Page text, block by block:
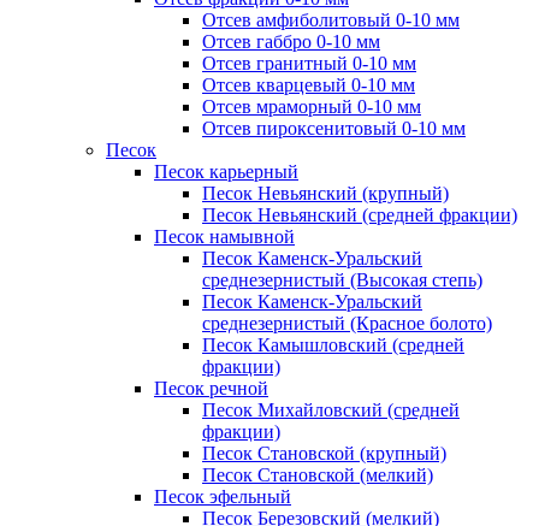
Отсев амфиболитовый 0-10 мм
Отсев габбро 0-10 мм
Отсев гранитный 0-10 мм
Отсев кварцевый 0-10 мм
Отсев мраморный 0-10 мм
Отсев пироксенитовый 0-10 мм
Песок
Песок карьерный
Песок Невьянский (крупный)
Песок Невьянский (средней фракции)
Песок намывной
Песок Каменск-Уральский
среднезернистый (Высокая степь)
Песок Каменск-Уральский
среднезернистый (Красное болото)
Песок Камышловский (средней
фракции)
Песок речной
Песок Михайловский (средней
фракции)
Песок Становской (крупный)
Песок Становской (мелкий)
Песок эфельный
Песок Березовский (мелкий)